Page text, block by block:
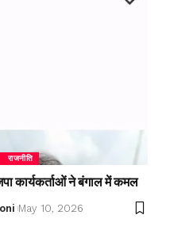
राजनीति
कार्यकर्ताओं ने बंगाल में कमल
May 10, 2026